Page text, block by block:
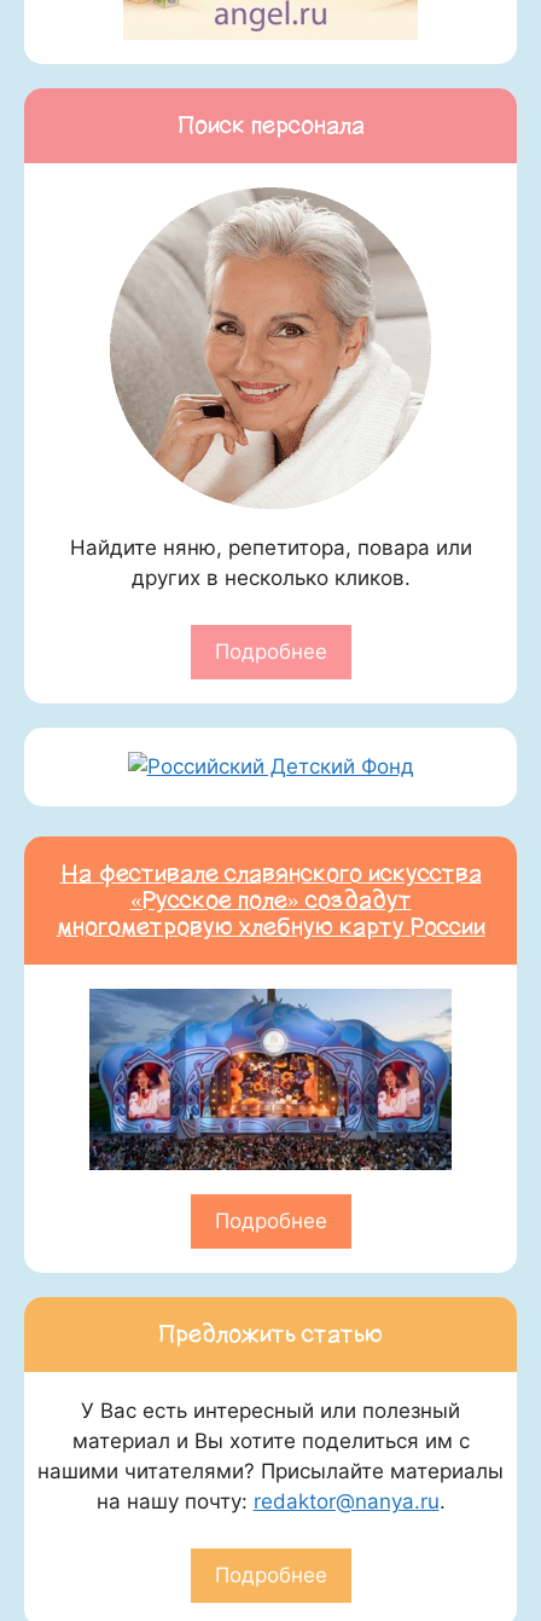
Поиск персонала
Найдите няню, репетитора, повара или
других в несколько кликов.
Подробнее
На фестивале славянского искусства
«Русское поле» создадут
многометровую хлебную карту России
Подробнее
Предложить статью
У Вас есть интересный или полезный
материал и Вы хотите поделиться им с
нашими читателями? Присылайте материалы
на нашу почту: redaktor@nanya.ru.
Подробнее